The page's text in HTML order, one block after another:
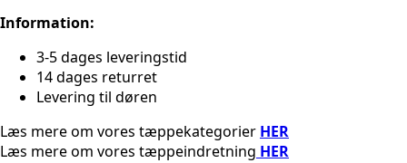
Information:
3-5 dages leveringstid
14 dages returret
Levering til døren
Læs mere om vores tæppekategorier HER
Læs mere om vores tæppeindretning HER